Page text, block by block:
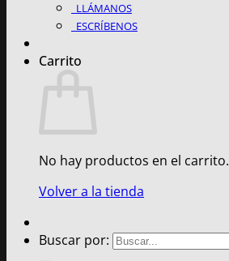
LLÁMANOS
ESCRÍBENOS
Carrito
No hay productos en el carrito.
Volver a la tienda
Buscar por: